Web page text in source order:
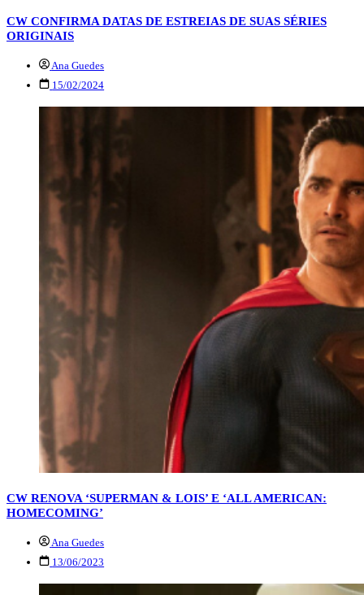
CW CONFIRMA DATAS DE ESTREIAS DE SUAS SÉRIES
ORIGINAIS
Ana Guedes
15/02/2024
CW RENOVA ‘SUPERMAN & LOIS’ E ‘ALL AMERICAN:
HOMECOMING’
Ana Guedes
13/06/2023